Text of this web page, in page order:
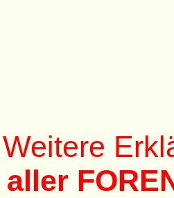
Weitere
aller